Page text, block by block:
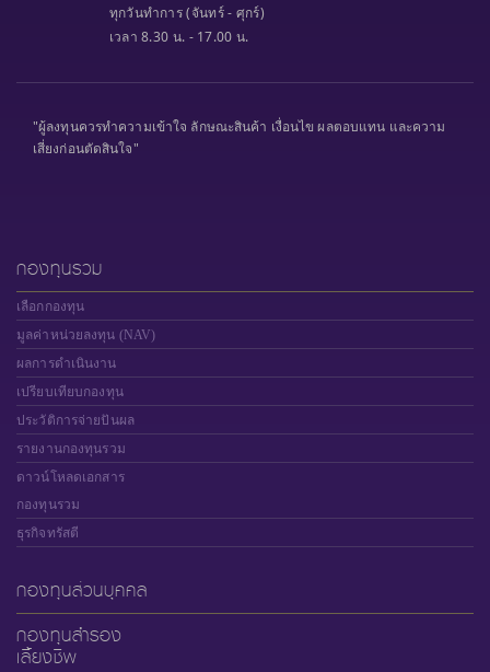
ทุกวันทำการ (จันทร์ - ศุกร์)
เวลา 8.30 น. - 17.00 น.
"ผู้ลงทุนควรทำความเข้าใจ ลักษณะสินค้า เงื่อนไข ผลตอบแทน และความ
เสี่ยงก่อนตัดสินใจ"
กองทุนรวม
เลือกกองทุน
มูลค่าหน่วยลงทุน (NAV)
ผลการดำเนินงาน
เปรียบเทียบกองทุน
ประวัติการจ่ายปันผล
รายงานกองทุนรวม
ดาวน์โหลดเอกสาร
กองทุนรวม
ธุรกิจทรัสตี
กองทุนส่วนบุคคล
กองทุนสำรอง
เลี้ยงชีพ